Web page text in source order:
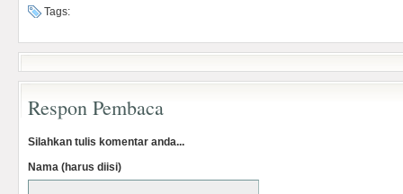
Tags:
Respon Pembaca
Silahkan tulis komentar anda...
Nama (harus diisi)